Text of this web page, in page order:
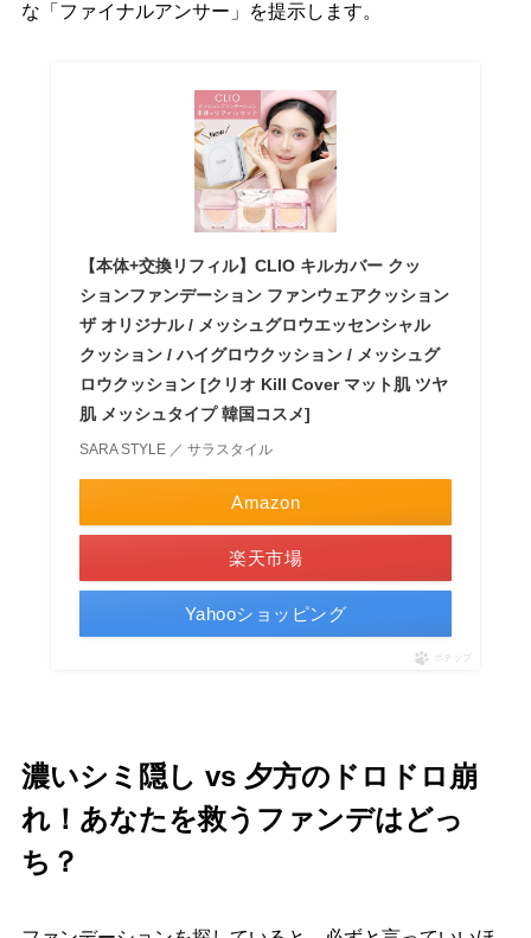
な「ファイナルアンサー」を提示します。
【本体+交換リフィル】CLIO キルカバー クッ
ションファンデーション ファンウェアクッション
ザ オリジナル / メッシュグロウエッセンシャル
クッション / ハイグロウクッション / メッシュグ
ロウクッション [クリオ Kill Cover マット肌 ツヤ
肌 メッシュタイプ 韓国コスメ]
SARA STYLE ／ サラスタイル
Amazon
楽天市場
Yahooショッピング
ポチップ
濃いシミ隠し vs 夕方のドロドロ崩
れ！あなたを救うファンデはどっ
ち？